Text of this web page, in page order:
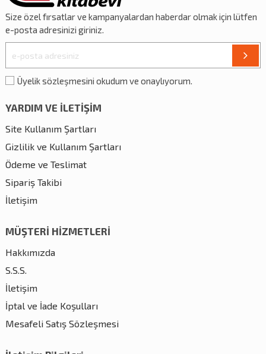
Size özelfırsatlarve kampanyalardan haberdar olmak için lütfen
e-posta adresinizi giriniz.
Üyelik sözleşmesini okudum ve onaylıyorum.
YARDIM VE İLETİŞİM
Site Kullanım Şartları
Gizlilik ve Kullanım Şartları
Ödeme ve Teslimat
Sipariş Takibi
İletişim
MÜŞTERİ HİZMETLERİ
Hakkımızda
S.S.S.
İletişim
İptal ve İade Koşulları
Mesafeli Satış Sözleşmesi